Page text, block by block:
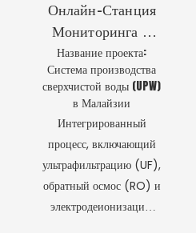
Онлайн-Станция
Мониторинга С
Пятипараметровы
М Анализатором
Качества Воды
(pH/
Электропроводнос
Ть/растворенный
Кислород/
Мутность/
Название проекта:
Система производства
сверхчистой воды (UPW)
в Малайзии
Интегрированный
процесс, включающий
ультрафильтрацию (UF),
обратный осмос (RO) и
электродеионизацию